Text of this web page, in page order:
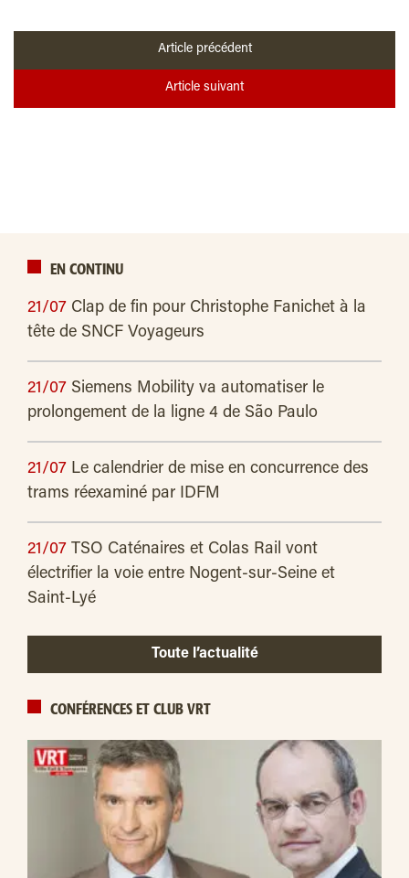
Article précédent
Article suivant
EN CONTINU
21/07 Clap de fin pour Christophe Fanichet à la
tête de SNCF Voyageurs
21/07 Siemens Mobility va automatiser le
prolongement de la ligne 4 de São Paulo
21/07 Le calendrier de mise en concurrence des
trams réexaminé par IDFM
21/07
TSO Caténaires et Colas Rail vont
électrifier la voie entre Nogent-sur-Seine et
Saint-Lyé
Toute l’actualité
CONFÉRENCES ET CLUB VRT